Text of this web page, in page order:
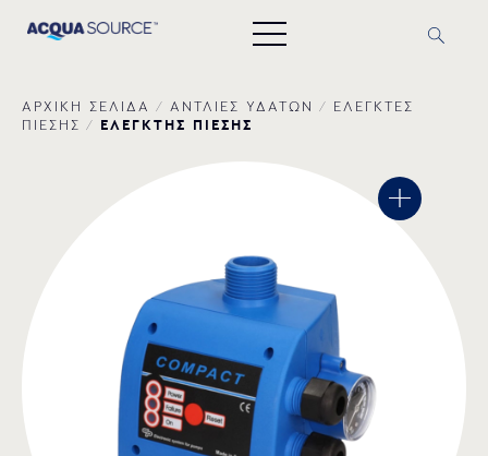
ΑΡΧΙΚΗ ΣΕΛΙΔΑ / ΑΝΤΛΙΕΣ ΥΔΑΤΩΝ /
ΕΛΕΓΚΤΕΣ
ΠΙΕΣΗΣ / ΕΛΕΓΚΤΗΣ ΠΙΕΣΗΣ